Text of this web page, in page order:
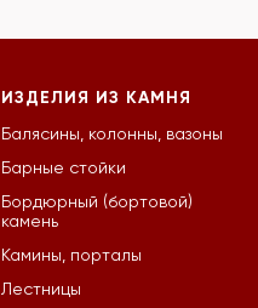
ИЗДЕЛИЯ ИЗ КАМНЯ
Балясины, колонны, вазоны
Барные стойки
Бордюрный (бортовой)
камень
Камины, порталы
Лестницы